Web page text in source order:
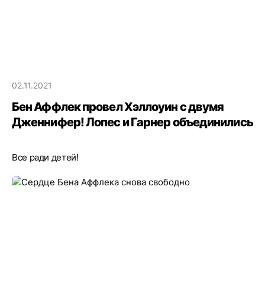
02.11.2021
Бен Аффлек провел Хэллоуин с двумя
Дженнифер! Лопес и Гарнер объединились
Все ради детей!